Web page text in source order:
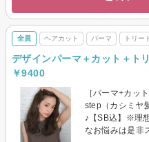
全員 ヘアカット パーマ トリー
デザインパーマ＋カット＋ト
￥9400
［パーマ+カッ
step（カシミヤ
♪【SB込】※理
なお悩みは是非